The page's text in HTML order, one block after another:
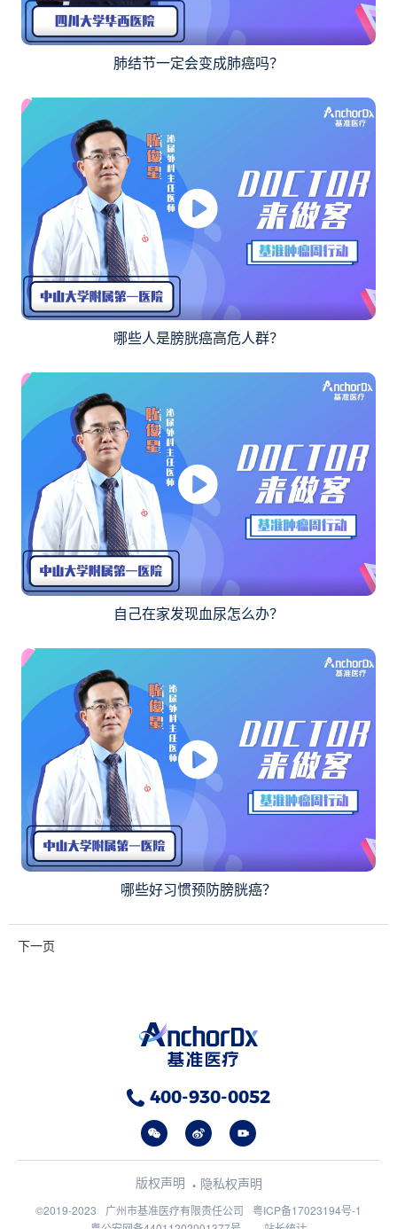
肺结节一定会变成肺癌吗？
哪些人是膀胱癌高危人群？
自己在家发现血尿怎么办？
哪些好习惯预防膀胱癌？
下一页
400-930-0052
©2019-2023 广州市基准医疗有限责任公司
粤ICP备17023194号-1
版权声明 隐私权声明